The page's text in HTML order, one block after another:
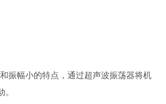
幅小的特点，通过超声波振荡器将机